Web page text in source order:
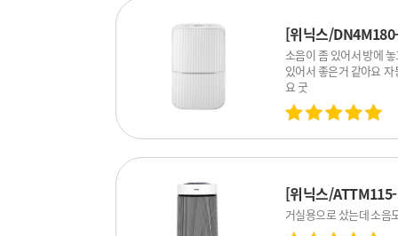
[위닉스/
DN4M180-NYK
소음이 좀 있어서 방에
있어서 좋은거 같아요
요 굿
[위닉스/
기청정기 화이트
거실용으로 샀는데 소음